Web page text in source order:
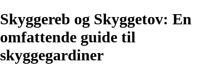
Skyggereb og Skyggetov: En
omfattende guide til
skyggegardiner